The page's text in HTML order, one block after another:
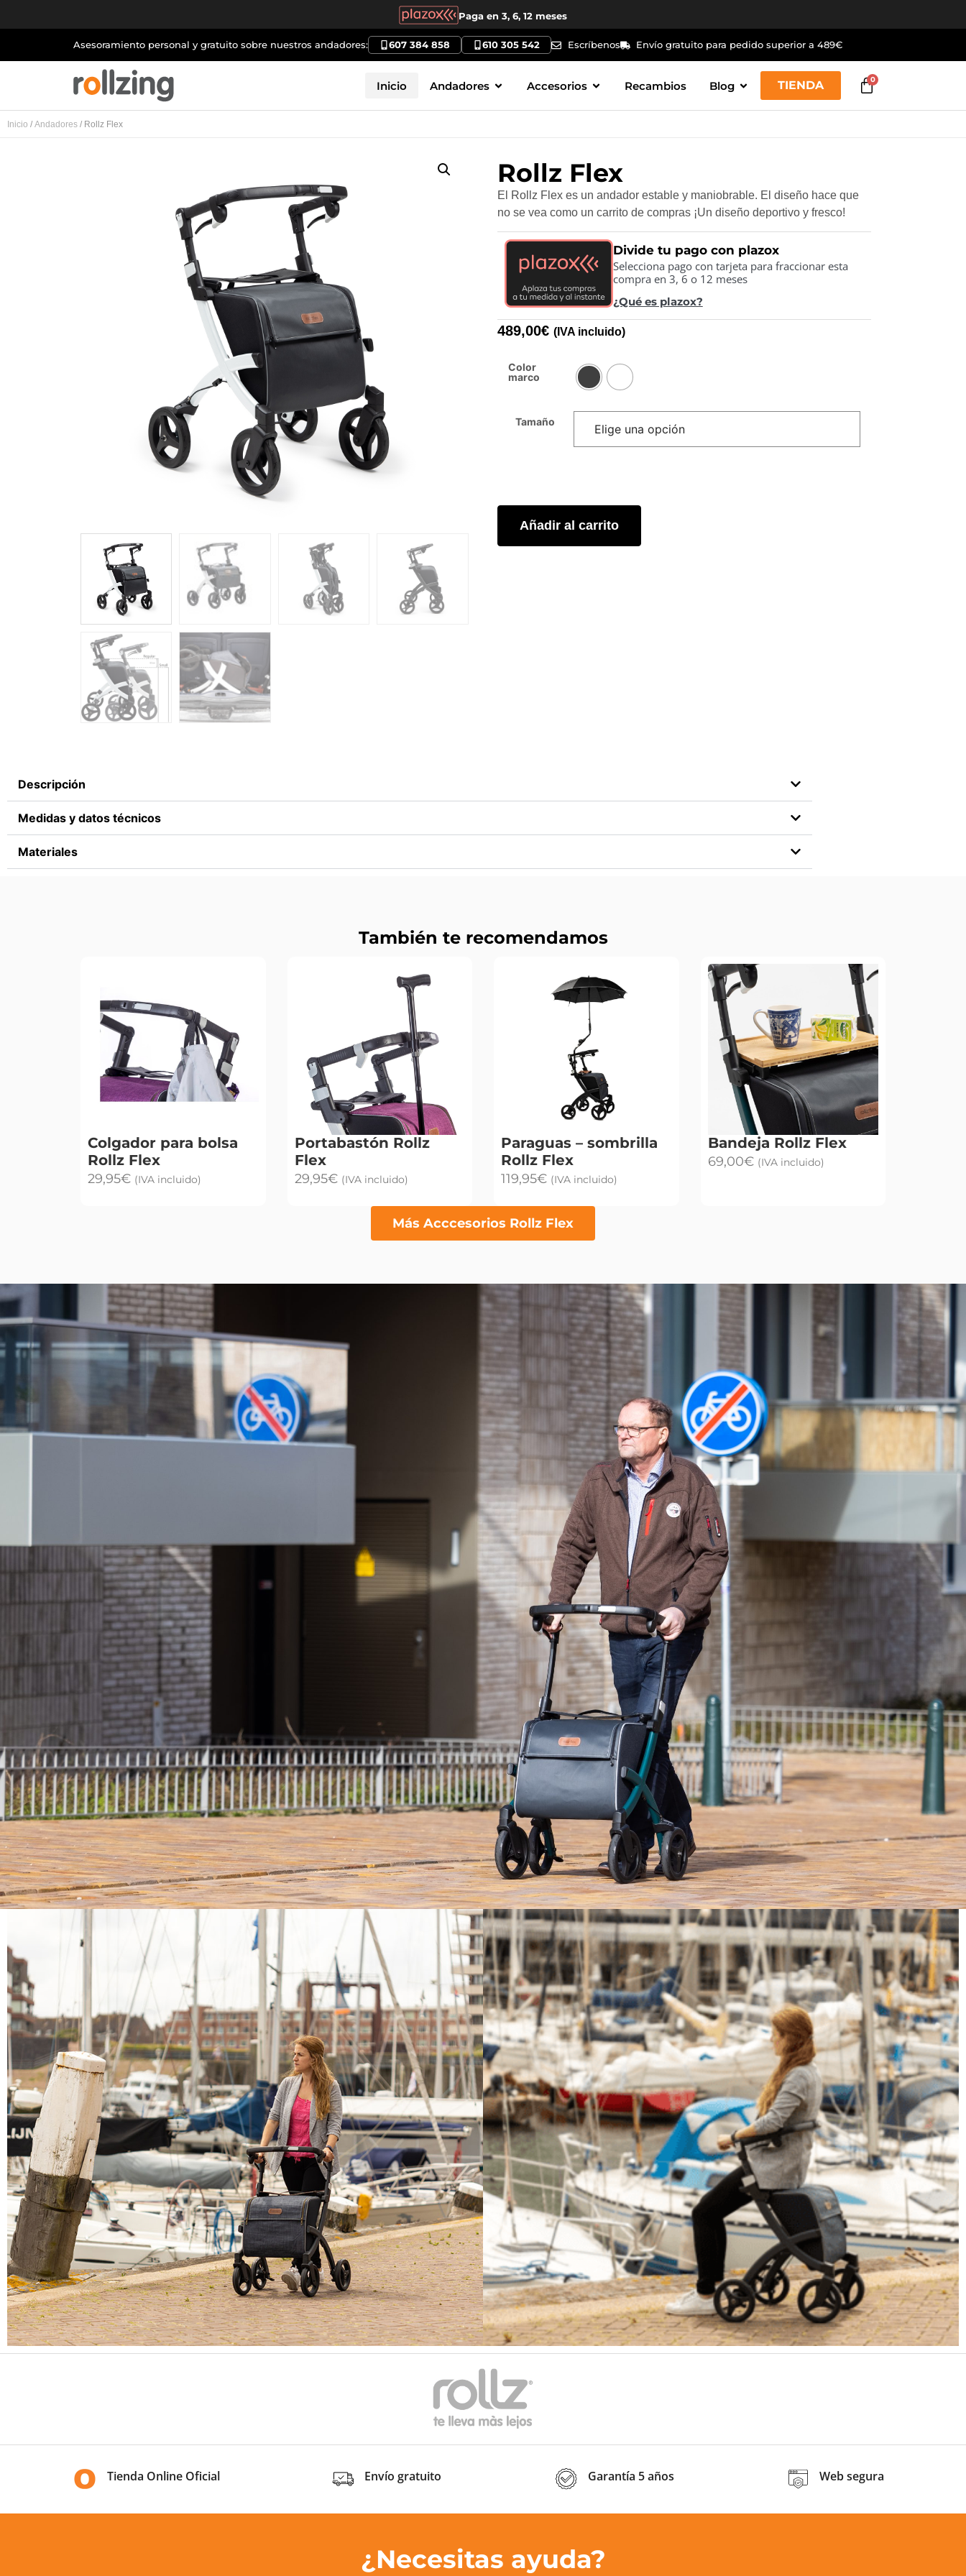
Paga en 3, 6, 12 meses
Asesoramiento personal y gratuito sobre nuestros andadores: 607 384 858 610 305 542 Escríbenos Envío gratuito para pedido superior a 489€
Inicio Andadores Accesorios Recambios Blog TIENDA 0
Inicio / Andadores / Rollz Flex
Rollz Flex
El Rollz Flex es un andador estable y maniobrable. El diseño hace que
no se vea como un carrito de compras ¡Un diseño deportivo y fresco!
Divide tu pago con plazox
Selecciona pago con tarjeta para fraccionar esta
compra en 3, 6 o 12 meses
¿Qué es plazox?
489,00€ (IVA incluido)
Color
marco
Tamaño
Añadir al carrito
Descripción
Medidas y datos técnicos
Materiales
También te recomendamos
Colgador para bolsa
Rollz Flex
29,95€ (IVA incluido)
Portabastón Rollz
Flex
29,95€ (IVA incluido)
Paraguas – sombrilla
Rollz Flex
119,95€ (IVA incluido)
Bandeja Rollz Flex
69,00€ (IVA incluido)
Más Acccesorios Rollz Flex
Tienda Online Oficial Envío gratuito Garantía 5 años Web segura
¿Necesitas ayuda?